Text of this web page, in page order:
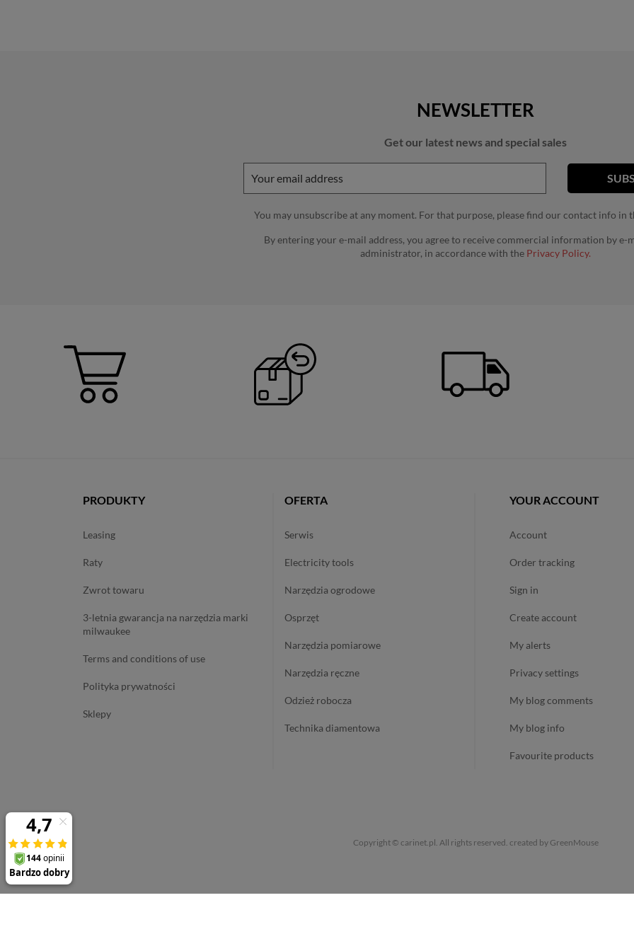
NEWSLETTER
Get our latest news and special sales
You may unsubscribe at any moment. For that purpose, please find our contact info in
By entering your e-mail address, you agree to receive commercial information by e-
administrator, in accordance with the Privacy Policy.
PRODUKTY
leasing
raty
zwrot towaru
3-letnia gwarancja na narzędzia marki
milwaukee
terms and conditions of use
polityka prywatności
sklepy
OFERTA
serwis
electricity tools
narzędzia ogrodowe
osprzęt
narzędzia pomiarowe
narzędzia ręczne
odzież robocza
technika diamentowa
YOUR ACCOUNT
account
order tracking
sign in
create account
my alerts
privacy settings
my blog comments
my blog info
favourite products
Copyright © carinet.pl. All rights reserved. created by GreenMouse